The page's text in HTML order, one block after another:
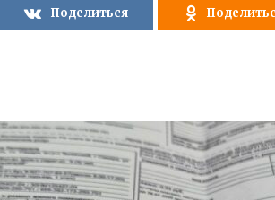
Поделиться